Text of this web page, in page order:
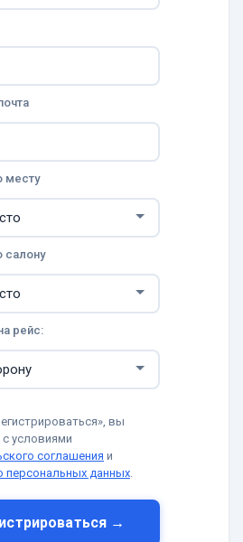
месту
салону
рейс:
вы
условиями
соглашения и
данных.
→